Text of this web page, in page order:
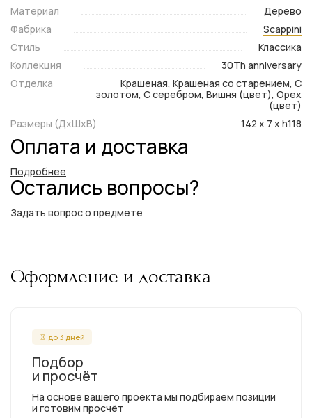
Материал
Дерево
Фабрика
Scappini
Стиль
Классика
Коллекция
30Th anniversary
Отделка
Крашеная, Крашеная со старением, С
золотом, С серебром, Вишня (цвет), Орех
(цвет)
Размеры (ДxШxВ)
142 x 7 x h118
Оплата и доставка
Подробнее
Остались вопросы?
Задать вопрос о предмете
Оформление и доставка
до 3 дней
Подбор
и просчёт
На основе вашего проекта мы подбираем позиции
и готовим просчёт